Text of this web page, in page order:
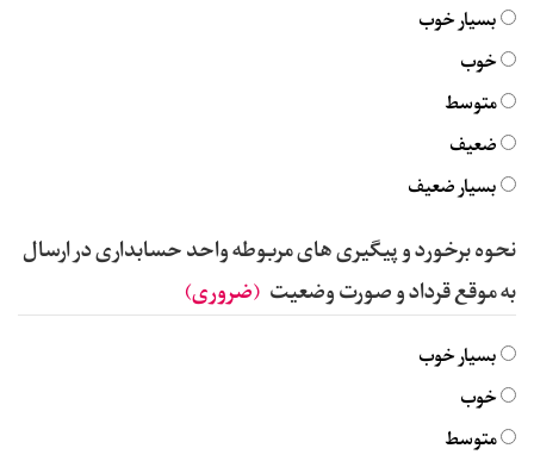
بسیار خوب
خوب
متوسط
ضعیف
بسیار ضعیف
نحوه برخورد و پیگیری های مربوطه واحد حسابداری در ارسال
به موقع قرداد و صورت وضعیت (ضروری)
بسیار خوب
خوب
متوسط